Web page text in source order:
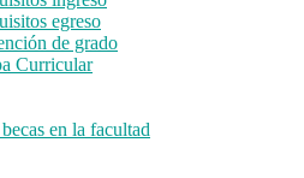
egreso
de grado
Curricular
en la facultad